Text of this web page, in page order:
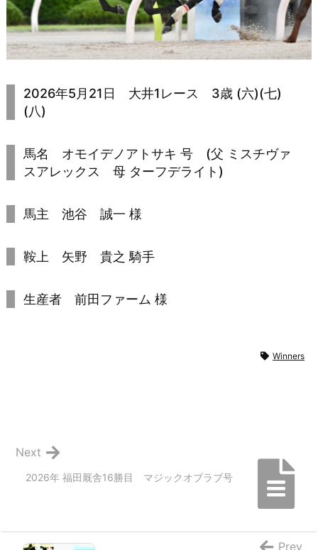
2026年5月21日 大井1レース 3歳 (六)(七)
(八)
馬名 オモイデノアトサキ 号 (父 ミスチヴァ
スアレックス 母 ターフデライト)
馬主 池谷 誠一 様
鞍上 矢野 貴之 騎手
生産者 前田ファーム 様
Winners
2026年 福田厩舎16勝目 マジックオブラブ号
Next
Prev